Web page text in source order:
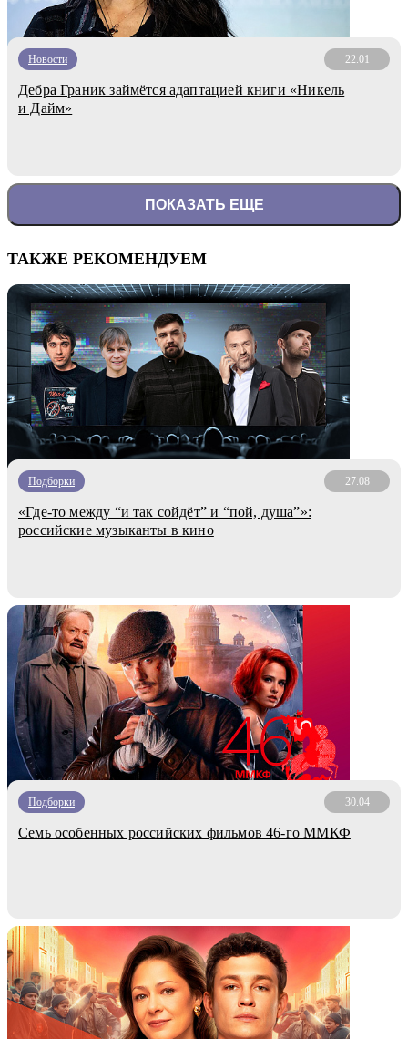
Новости 22.01
Дебра Граник займётся адаптацией книги «Никель
и Дайм»
ПОКАЗАТЬ ЕЩЕ
ТАКЖЕ РЕКОМЕНДУЕМ
Подборки 27.08
«Где-то между “и так сойдёт” и “пой, душа”»:
российские музыканты в кино
Подборки 30.04
Семь особенных российских фильмов 46-го ММКФ